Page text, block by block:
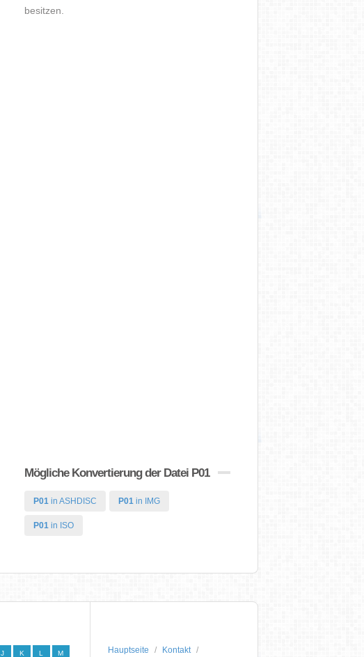
besitzen.
Mögliche Konvertierung der Datei P01
P01 in ASHDISC P01 in IMG
P01 in ISO
J K L M Hauptseite Kontakt